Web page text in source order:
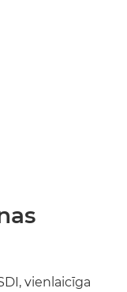
vienlaicīga